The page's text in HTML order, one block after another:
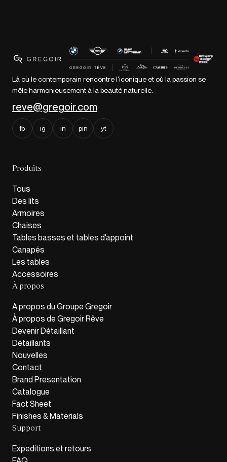
Là où le contemporain rencontre l'iconique et où la passion se
mêle harmonieusement à la beauté naturelle.
reve@gregoir.com
fb ig in pin yt
Produits
Tous
Des lits
Armoires
Chaises
Tables basses et tables d'appoint
Canapés
Les tables
Accessoires
À propos
A propos du Groupe Gregoir
À propos de Gregoir Rêve
Devenir Détaillant
Détaillants
Nouvelles
Contact
Brand Presentation
Catalogue
Fact Sheet
Finishes & Materials
Support
Expeditions et retours